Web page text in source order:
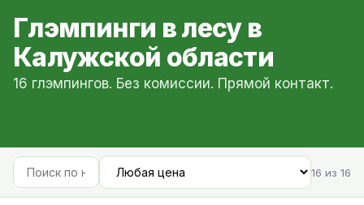
Глэмпинги в лесу в
Калужской области
16 глэмпингов. Без комиссии. Прямой контакт.
16 из 16